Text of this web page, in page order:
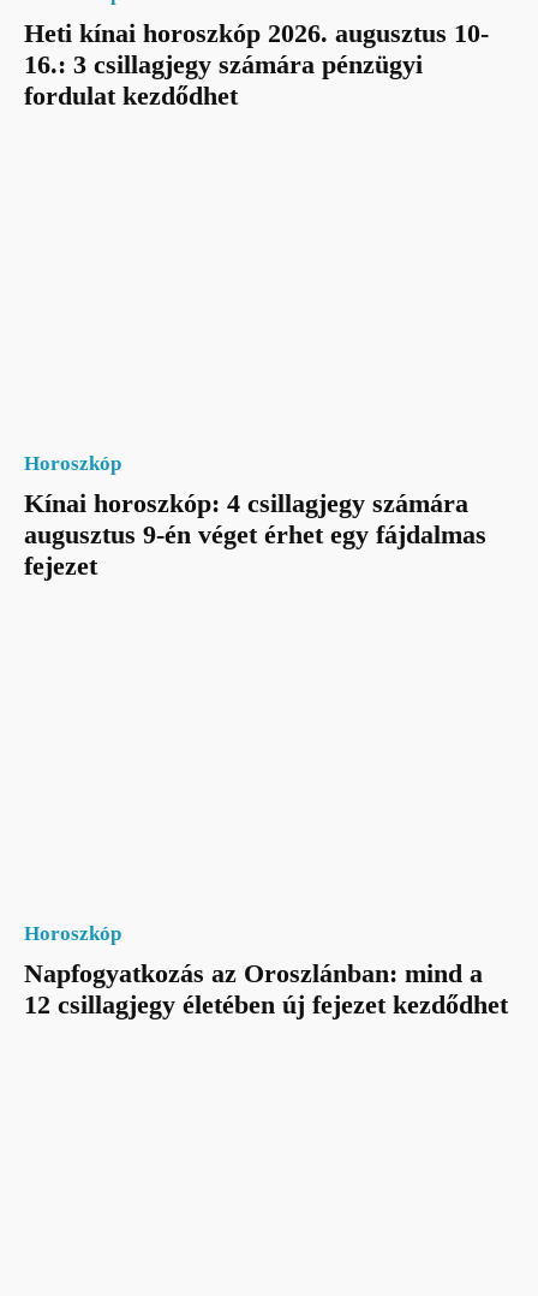
Heti kínai horoszkóp 2026. augusztus 10-
16.: 3 csillagjegy számára pénzügyi
fordulat kezdődhet
Horoszkóp
Kínai horoszkóp: 4 csillagjegy számára
augusztus 9-én véget érhet egy fájdalmas
fejezet
Horoszkóp
Napfogyatkozás az Oroszlánban: mind a
12 csillagjegy életében új fejezet kezdődhet